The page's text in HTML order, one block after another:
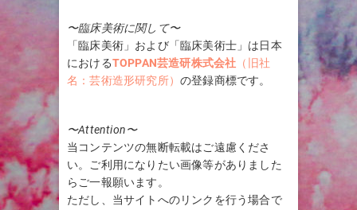
〜臨床美術に関して〜
「臨床美術」および「臨床美術士」は日本
におけるTOPPAN芸造研株式会社 （旧社
名：芸術造形研究所） の登録商標です。
〜Attention〜
当コンテンツの無断転載はご遠慮くださ
い。ご利用になりたい画像等がありました
らご一報願います。
ただし、当サイトへのリンクを行う場合で